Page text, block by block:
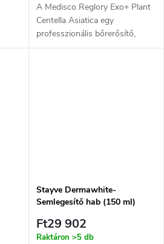
A Medisco Reglory Exo+ Plant
Centella Asiatica egy
professzionális bőrerősítő,
amely növényi eredetű
Stayve Dermawhite-
Semlegesítő hab (150 ml)
Ft29 902
Raktáron >5 db